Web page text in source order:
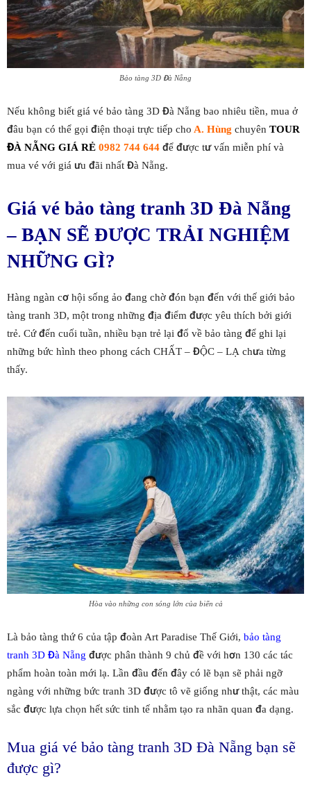
Bảo tàng 3D Đà Nẵng
Nếu không biết giá vé bảo tàng 3D Đà Nẵng bao nhiêu tiền, mua ở
đâu bạn có thể gọi điện thoại trực tiếp cho A. Hùng chuyên TOUR
ĐÀ NẴNG GIÁ RẺ 0982 744 644 để được tư vấn miễn phí và
mua vé với giá ưu đãi nhất Đà Nẵng.
Giá vé bảo tàng tranh 3D Đà Nẵng
– BẠN SẼ ĐƯỢC TRẢI NGHIỆM
NHỮNG GÌ?
Hàng ngàn cơ hội sống ảo đang chờ đón bạn đến với thế giới bảo
tàng tranh 3D, một trong những địa điểm được yêu thích bởi giới
trẻ. Cứ đến cuối tuần, nhiều bạn trẻ lại đổ về bảo tàng để ghi lại
những bức hình theo phong cách CHẤT – ĐỘC – LẠ chưa từng
thấy.
Hòa vào những con sóng lớn của biển cả
Là bảo tàng thứ 6 của tập đoàn Art Paradise Thế Giới, bảo tàng
tranh 3D Đà Nẵng được phân thành 9 chủ đề với hơn 130 các tác
phẩm hoàn toàn mới lạ. Lần đầu đến đây có lẽ bạn sẽ phải ngỡ
ngàng với những bức tranh 3D được tô vẽ giống như thật, các màu
sắc được lựa chọn hết sức tinh tế nhằm tạo ra nhãn quan đa dạng.
Mua giá vé bảo tàng tranh 3D Đà Nẵng bạn sẽ
được gì?